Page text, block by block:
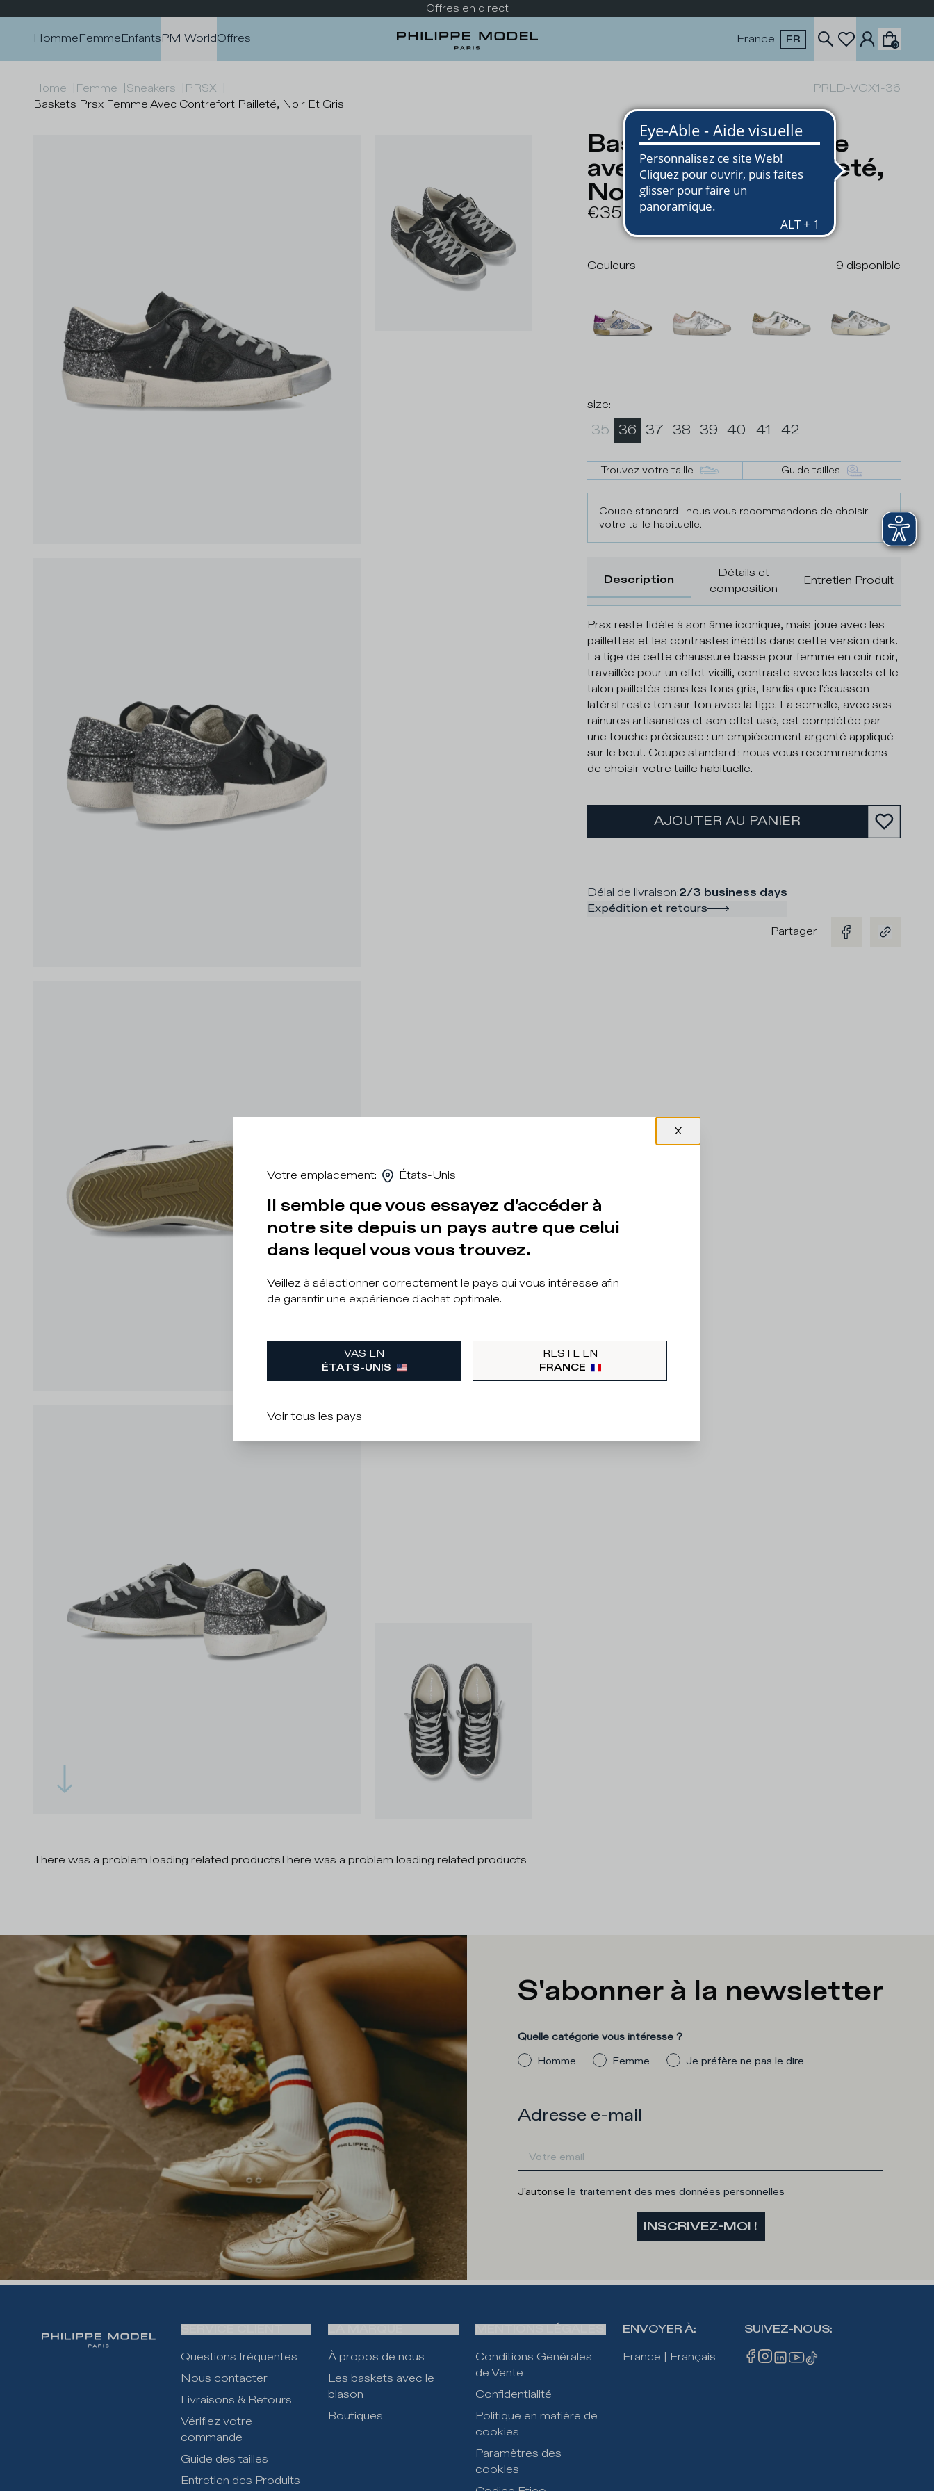
Offres en direct
HommeFemmeEnfantsPM WorldOffres France FR 0
Home Femme Sneakers PRSX
Baskets Prsx Femme Avec Contrefort Pailleté, Noir Et Gris
PRLD-VGX1-36
Baskets Prsx Femme
avec contrefort pailleté,
Noir et Gris
€350
Couleurs 9 disponible
size:
35 36 37 38 39 40 41 42
Trouvez votre taille Guide tailles
Coupe standard : nous vous recommandons de choisir
votre taille habituelle.
Description
Détails et
composition
Entretien Produit
Prsx reste fidèle à son âme iconique, mais joue avec les
paillettes et les contrastes inédits dans cette version dark.
La tige de cette chaussure basse pour femme en cuir noir,
travaillée pour un effet vieilli, contraste avec les lacets et le
talon pailletés dans les tons gris, tandis que l'écusson
latéral reste ton sur ton avec la tige. La semelle, avec ses
rainures artisanales et son effet usé, est complétée par
une touche précieuse : un empiècement argenté appliqué
sur le bout. Coupe standard : nous vous recommandons
de choisir votre taille habituelle.
AJOUTER AU PANIER
Délai de livraison:2/3 business days
Expédition et retours
Partager
There was a problem loading related productsThere was a problem loading related products
S'abonner à la newsletter
Quelle catégorie vous intéresse ?
Homme
Femme Je préfère ne pas le dire
Adresse e-mail
J'autorise le traitement des mes données personnelles
INSCRIVEZ-MOI !
Questions fréquentes
Nous contacter
Livraisons & Retours
Vérifiez votre
commande
Guide des tailles
Entretien des Produits
À propos de nous
Les baskets avec le
blason
Boutiques
Conditions Générales
de Vente
Confidentialité
Politique en matière de
cookies
Paramètres des
cookies
ENVOYER À:
France
Français
SUIVEZ-NOUS:
Votre emplacement: États-Unis
Il semble que vous essayez d'accéder à
notre site depuis un pays autre que celui
dans lequel vous vous trouvez.
Veillez à sélectionner correctement le pays qui vous intéresse afin
de garantir une expérience d'achat optimale.
VAS EN
ÉTATS-UNIS
RESTE EN
FRANCE
Voir tous les pays